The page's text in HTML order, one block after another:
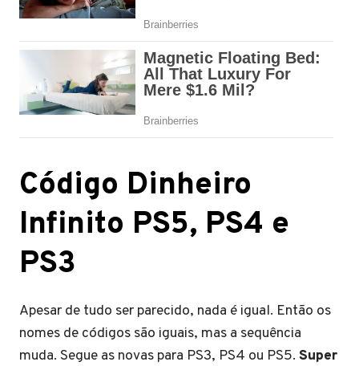
Código Dinheiro
Infinito PS5, PS4 e
PS3
Apesar de tudo ser parecido, nada é igual. Então os
nomes de códigos são iguais, mas a sequência
muda. Segue as novas para PS3, PS4 ou PS5. Super